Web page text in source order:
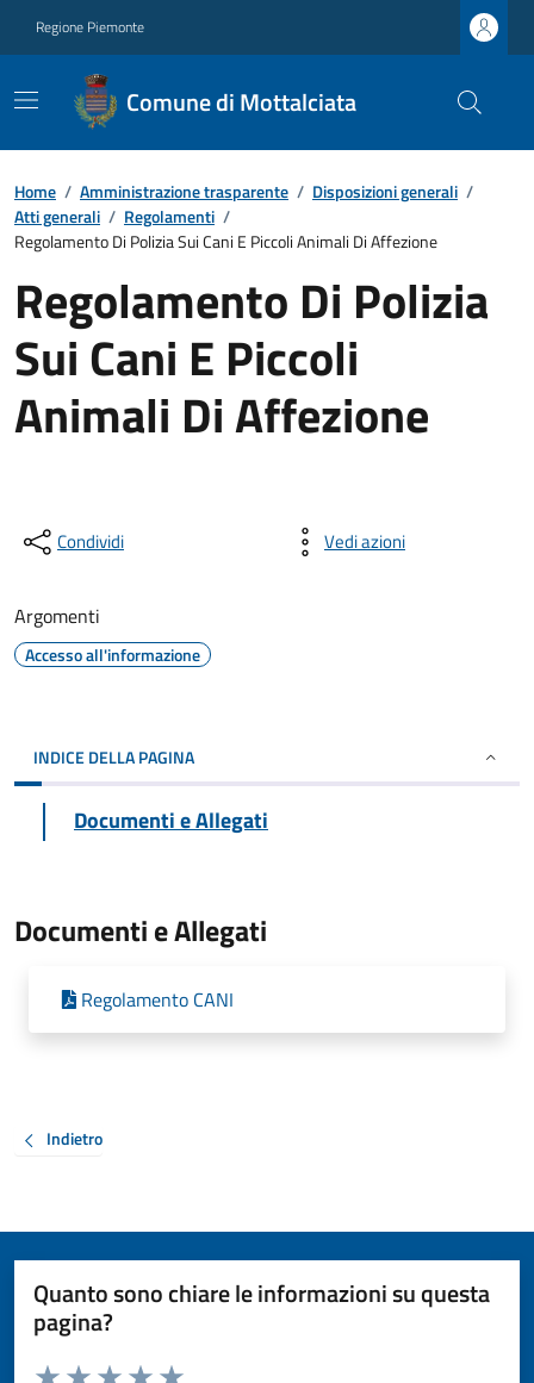
Regione Piemonte
Comune di Mottalciata
Home / Amministrazione trasparente / Disposizioni generali /
Atti generali / Regolamenti /
Regolamento Di Polizia Sui Cani E Piccoli Animali Di Affezione
Regolamento Di Polizia
Sui Cani E Piccoli
Animali Di Affezione
Condividi Vedi azioni
Argomenti
Accesso all'informazione
INDICE DELLA PAGINA
Documenti e Allegati
Documenti e Allegati
Regolamento CANI
Indietro
Quanto sono chiare le informazioni su questa
pagina?
Valuta da 1 a 5 stelle la pagina